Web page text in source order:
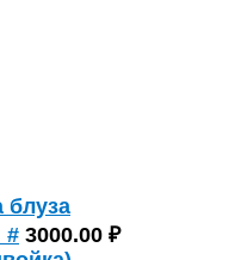
блуза
# 3000.00 ₽